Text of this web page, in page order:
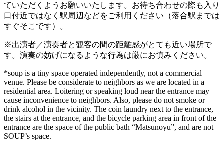
ていただくようお願いいたします。お待ち合わせの際も入り
口付近ではなく駅周辺などをご利用ください（落合駅までは
すぐそこです）。
※出演者／演奏者と観客の間の距離感がとても近い場所で
す。演奏の妨げになるような行為は厳にお慎みください。
*soup is a tiny space operated independently, not a commercial
venue. Please be considerate to neighbors as we are located in a
residential area. Loitering or speaking loud near the entrance may
cause inconvenience to neighbors. Also, please do not smoke or
drink alcohol in the vicinity. The coin laundry next to the entrance,
the stairs at the entrance, and the bicycle parking area in front of the
entrance are the space of the public bath “Matsunoyu”, and are not
SOUP’s space.